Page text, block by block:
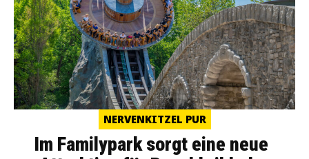
NERVENKITZEL PUR
Im Familypark sorgt eine neue